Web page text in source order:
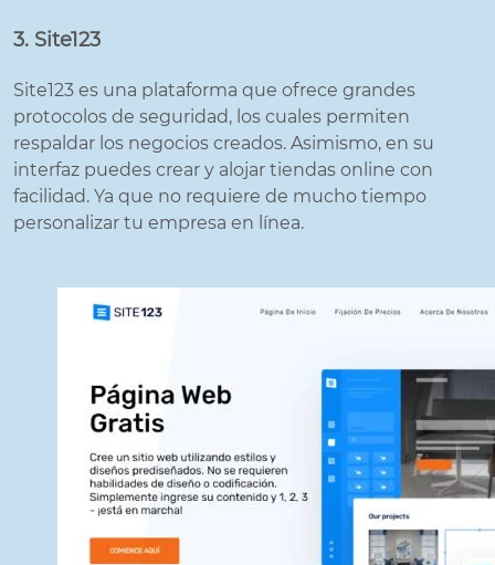
3. Site123
Site123 es una plataforma que ofrece grandes
protocolos de seguridad, los cuales permiten
respaldar los negocios creados. Asimismo, en su
interfaz puedes crear y alojar tiendas online con
facilidad. Ya que no requiere de mucho tiempo
personalizar tu empresa en línea.